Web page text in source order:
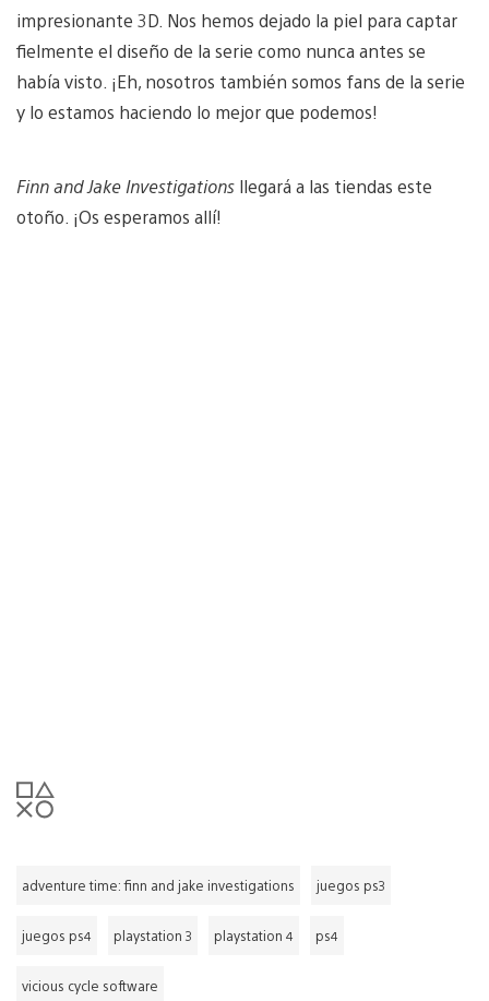
impresionante 3D. Nos hemos dejado la piel para captar
fielmente el diseño de la serie como nunca antes se
había visto. ¡Eh, nosotros también somos fans de la serie
y lo estamos haciendo lo mejor que podemos!
Finn and Jake Investigations llegará a las tiendas este
otoño. ¡Os esperamos allí!
adventure time: finn and jake investigations juegos ps3
juegos ps4 playstation 3 playstation 4 ps4
vicious cycle software